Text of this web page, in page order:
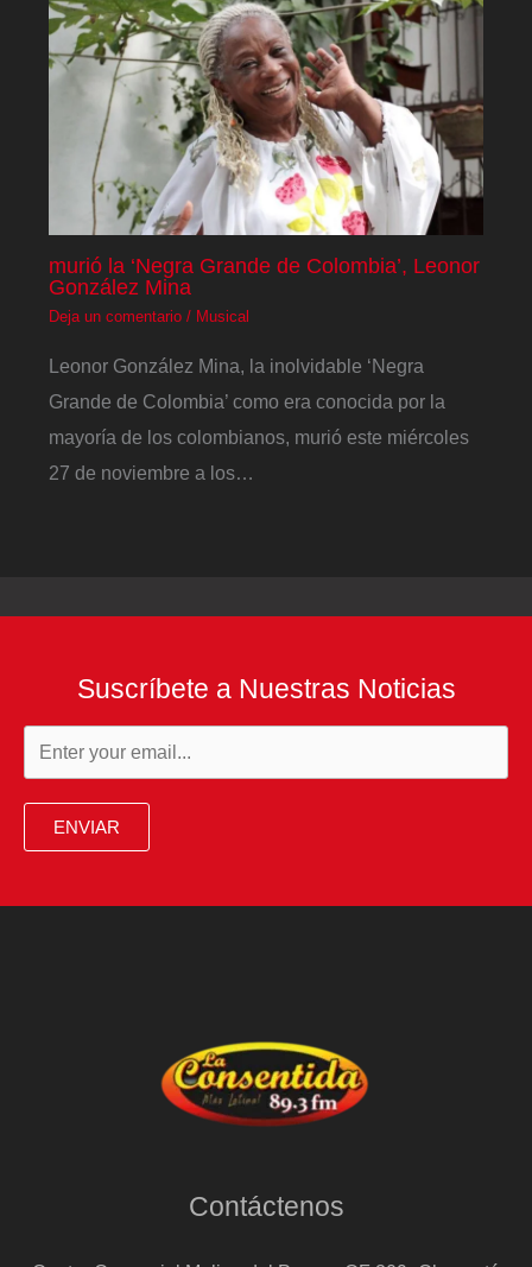
murió la ‘Negra Grande de Colombia’, Leonor
González Mina
Deja un comentario / Musical
Leonor González Mina, la inolvidable ‘Negra
Grande de Colombia’ como era conocida por la
mayoría de los colombianos, murió este miércoles
27 de noviembre a los…
Suscríbete a Nuestras Noticias
ENVIAR
Contáctenos